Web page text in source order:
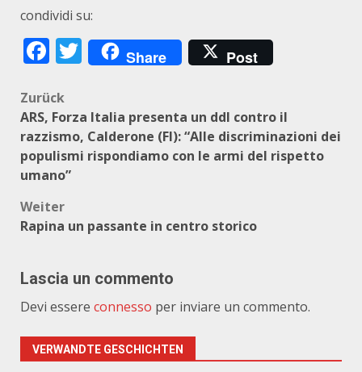
condividi su:
Facebook
Twitter
Share Post
Beitragsnavigation
Zurück
ARS, Forza Italia presenta un ddl contro il
razzismo, Calderone (FI): “Alle discriminazioni dei
populismi rispondiamo con le armi del rispetto
umano”
Weiter
Rapina un passante in centro storico
Lascia un commento
Devi essere connesso per inviare un commento.
VERWANDTE GESCHICHTEN